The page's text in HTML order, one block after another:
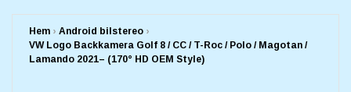
Hem › Android bilstereo ›
VW Logo Backkamera Golf 8 / CC / T-Roc / Polo / Magotan /
Lamando 2021– (170° HD OEM Style)